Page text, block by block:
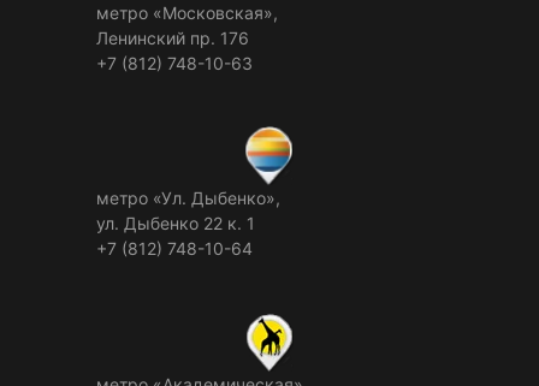
метро «Московская»,
Ленинский пр. 176
+7 (812) 748-10-63
метро «Ул. Дыбенко»,
ул. Дыбенко 22 к. 1
+7 (812) 748-10-64